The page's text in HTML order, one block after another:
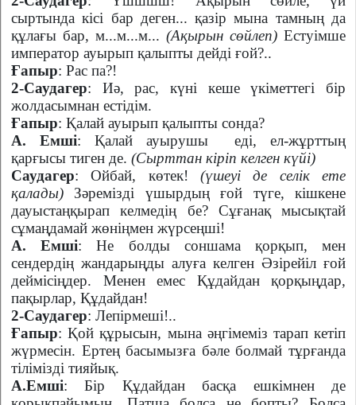
сыртында кісі бар деген... қазір мына тамның да
құлағы бар, м...м...м... (Ақырын сөйлеп) Естуімше
император ауырып қалыпты дейді ғой?..
Ғапыр: Рас па?!
2-Саудагер: Иә, рас, күні кеше үкіметтегі бір
жолдасымнан естідім.
Ғапыр: Қалай ауырып қалыпты сонда?
А. Емші: Қалай ауырушы
еді, ел-жұрттың
қарғысы тиген де. (Сырттан кіріп келген күйі)
Саудагер: Ойбай, көтек! (үшеуі де селік ете
қалады) Зәремізді үшырдың ғой түге, кішкене
дауыстаңқырап келмедің бе? Сұғанақ мысықтай
сұмаңдамай жөніңмен жүрсеңші!
А. Емші: Не болды соншама қорқып, мен
сендердің жандарыңды алуға келген Әзірейіл ғой
деймісіңдер. Менен емес Құдайдан қорқыңдар,
пақырлар, Құдайдан!
2-Саудагер: Лепірмеші!..
Ғапыр: Қой құрысын, мына әңгімеміз тарап кетіп
жүрмесін. Ертең басымызға бәле болмай тұрғанда
тілімізді тияйық.
А.Емші: Бір Құдайдан басқа ешкімнен де